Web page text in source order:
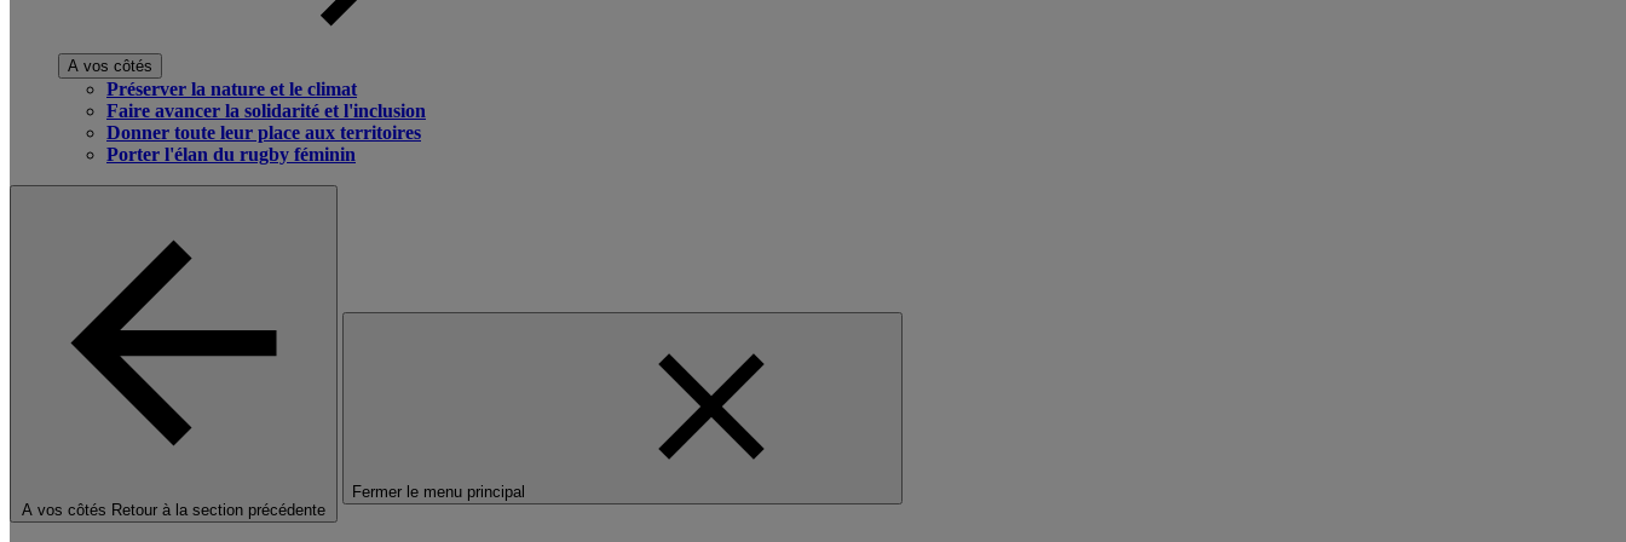
A vos côtés
Préserver la nature et le climat
Faire avancer la solidarité et l'inclusion
Donner toute leur place aux territoires
Porter l'élan du rugby féminin
A vos côtés Retour à la section précédente
Fermer le menu principal